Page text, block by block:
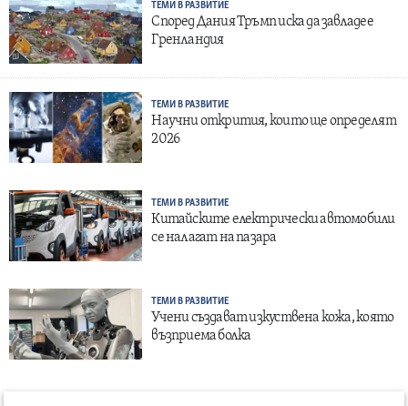
ТЕМИ В РАЗВИТИЕ
Според Дания Тръмп иска да завладее
Гренландия
ТЕМИ В РАЗВИТИЕ
Научни открития, които ще определят
2026
ТЕМИ В РАЗВИТИЕ
Китайските електрически автомобили
се налагат на пазара
ТЕМИ В РАЗВИТИЕ
Учени създават изкуствена кожа, която
възприема болка